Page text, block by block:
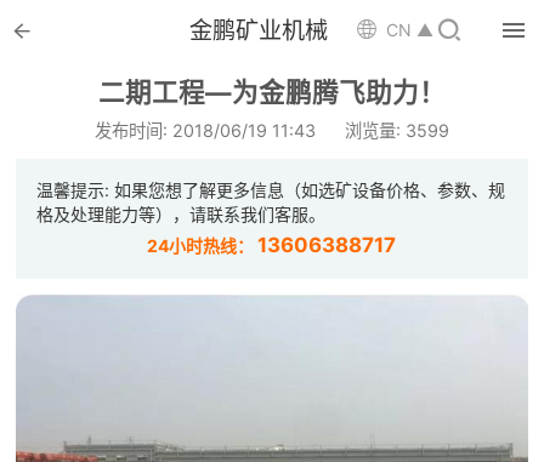
 金鹏矿业机械 CN ▲ 
二期工程—为金鹏腾飞助力！
发布时间: 2018/06/19 11:43 浏览量: 3599
温馨提示: 如果您想了解更多信息（如选矿设备价格、参数、规
格及处理能力等），请联系我们客服。
24小时热线：13606388717
 首页
 选矿设备
 配件耗材

 选矿总包